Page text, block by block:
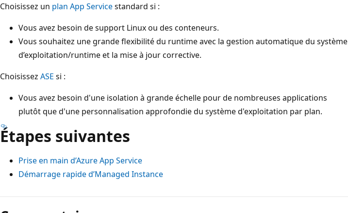
Choisissez un plan App Servicestandard si :
Vous avez besoin de support Linux ou des conteneurs.
Vous souhaitez une grande flexibilité du runtime avec la gestion automatique du système
d’exploitation/runtime et la mise à jour corrective.
Choisissez ASE si :
Vous avez besoin d'une isolation à grande échelle pour de nombreuses applications
plutôt que d'une personnalisation approfondie du système d'exploitation par plan.
Étapes suivantes
Prise en main d’Azure App Service
Démarrage rapide d’Managed Instance